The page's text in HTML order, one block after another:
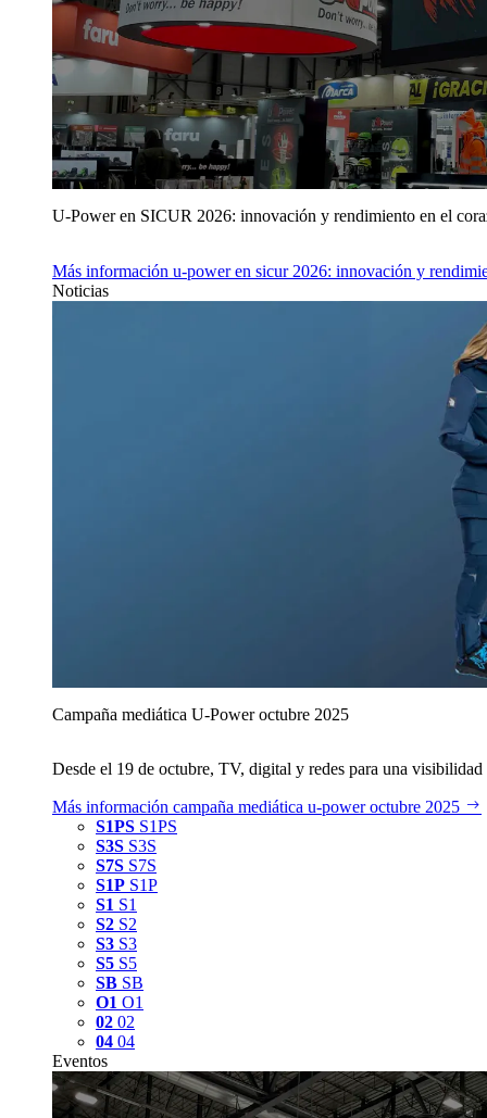
U‑Power en SICUR 2026: innovación y rendimiento en el
Más información u‑power en sicur 2026: innovación y
Noticias
Campaña mediática U‑Power octubre 2025
Desde el 19 de octubre, TV, digital y redes para una
Más información campaña mediática u‑power octubre 2025
S1PS S1PS
S3S S3S
S7S S7S
S1P S1P
S1 S1
S2 S2
S3 S3
S5 S5
SB SB
O1 O1
02 02
04 04
Eventos